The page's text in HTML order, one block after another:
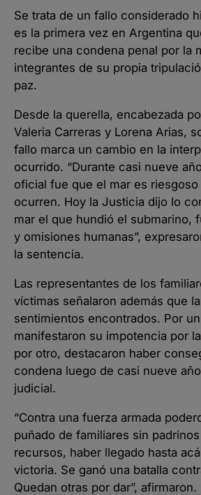
Se trata de un fallo considerado
es la primera vez en Argentina
recibe una condena penal por la
integrantes de su propia
paz.
Desde la querella, encabezada
Valeria Carreras y Lorena Arias,
fallo marca un cambio en la
ocurrido. “Durante casi nueve
oficial fue que el mar es
ocurren. Hoy la Justicia dijo lo
mar el que hundió el submarino,
y omisiones humanas”,
la sentencia.
Las representantes de los
víctimas señalaron además que
sentimientos encontrados. Por
manifestaron su impotencia por
por otro, destacaron haber
condena luego de casi nueve
judicial.
“Contra una fuerza armada
puñado de familiares sin
recursos, haber llegado hasta
victoria. Se ganó una batalla
Quedan otras por dar”, afirmaron.